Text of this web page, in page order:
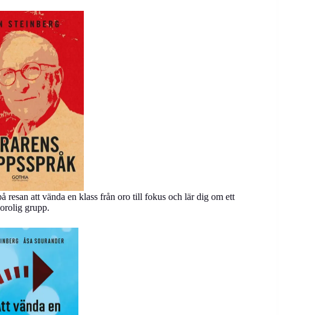
resan att vända en klass från oro till fokus och lär dig om ett
grupp.